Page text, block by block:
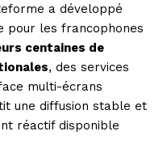
a développé
pour les francophones
centaines de
, des services
multi-écrans
une diffusion stable et
réactif disponible